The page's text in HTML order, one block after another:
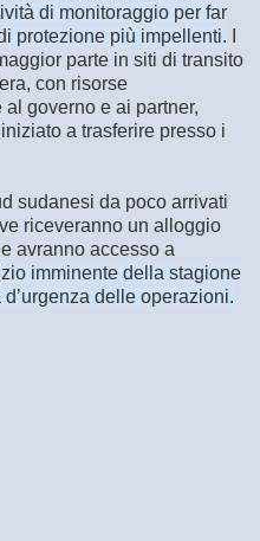
di monitoraggio per far
protezione più impellenti.
parte in siti di transito
con risorse
governo e ai partner,
a trasferire presso i
sudanesi da poco arrivati
riceveranno un alloggio
avranno accesso a
imminente della stagione
delle operazioni.